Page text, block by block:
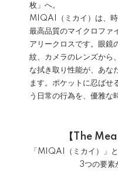
枚」へ。
MIQAI（ミカイ）は、時
最高品質のマイクロファ
アリークロスです。眼鏡
紋、カメラのレンズから
な拭き取り性能が、あな
ます。ポケットに忍ばせ
う日常の行為を、優雅な
【The
「MIQAI（ミカイ）」
3つの要素